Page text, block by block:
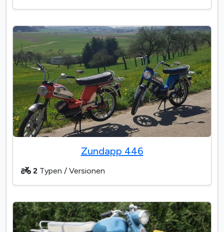
Zundapp 446
2 Typen / Versionen